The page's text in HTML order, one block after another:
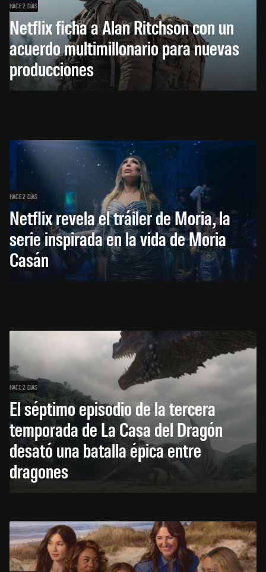
HACE 2 DÍAS
Netflix ficha a Alan Ritchson con un
acuerdo multimillonario para nuevas
producciones
HACE 2 DÍAS
Netflix revela el tráiler de Moria, la
serie inspirada en la vida de Moria
Casán
HACE 2 DÍAS
El séptimo episodio de la tercera
temporada de La Casa del Dragón
desató una batalla épica entre
dragones